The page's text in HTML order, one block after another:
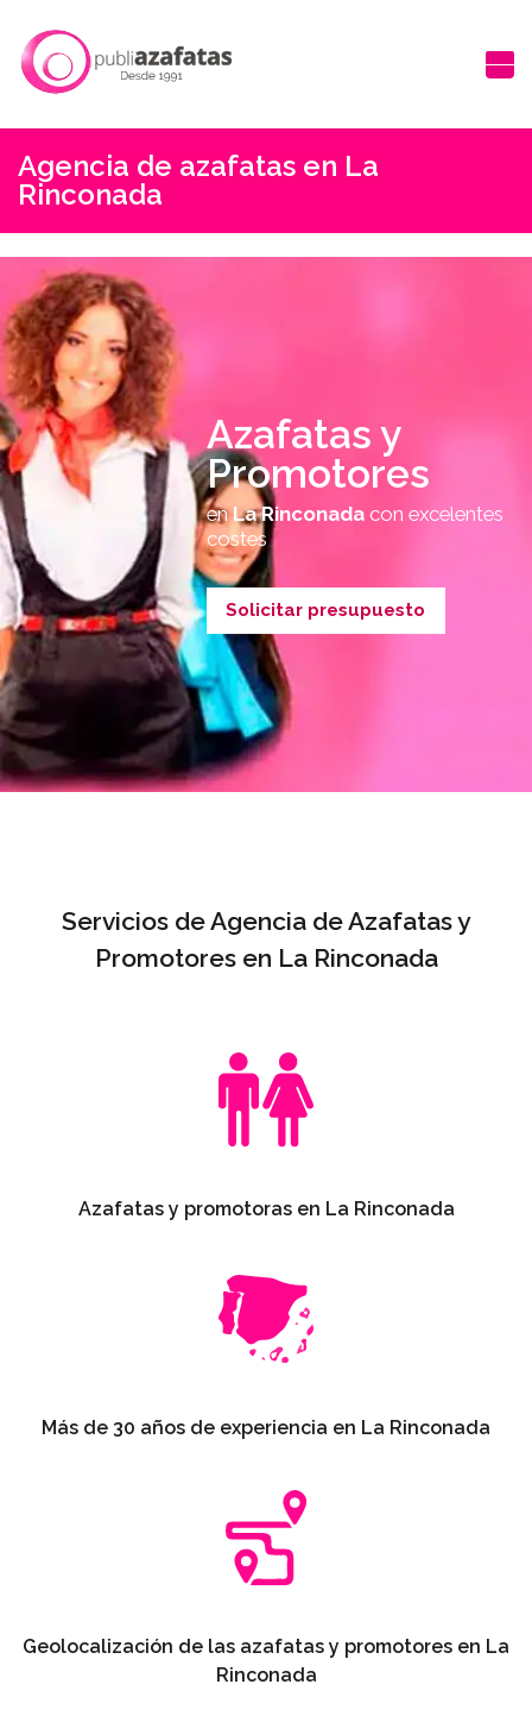
Agencia de azafatas en La
Rinconada
Azafatas y
Promotores
enLa Rinconadacon excelentes
costes
Solicitar presupuesto
Servicios de Agencia de Azafatas y
Promotores en La Rinconada
Azafatas y promotoras en La Rinconada
Más de 30 años de experiencia en La Rinconada
Geolocalización de las azafatas y promotores en La
Rinconada